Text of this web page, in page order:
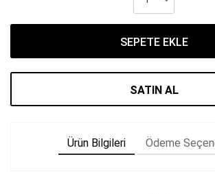
SEPETE EKLE
SATIN AL
Ürün Bilgileri Ödeme